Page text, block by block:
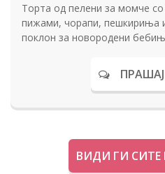
Торта од пелени за момче
пижами, чорапи, пешкириња
поклон за новородени
ВИДИ ГИ